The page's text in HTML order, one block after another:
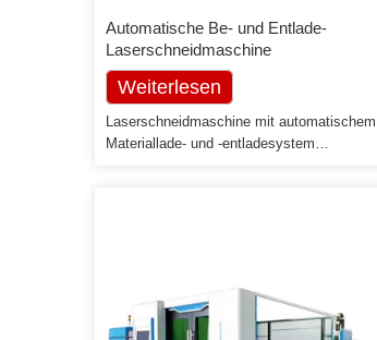
Automatische Be- und Entlade-
Laserschneidmaschine
Weiterlesen
Laserschneidmaschine mit automatischem
Materiallade- und -entladesystem
Materialpalette) Separater
Ladevakuumsauger und